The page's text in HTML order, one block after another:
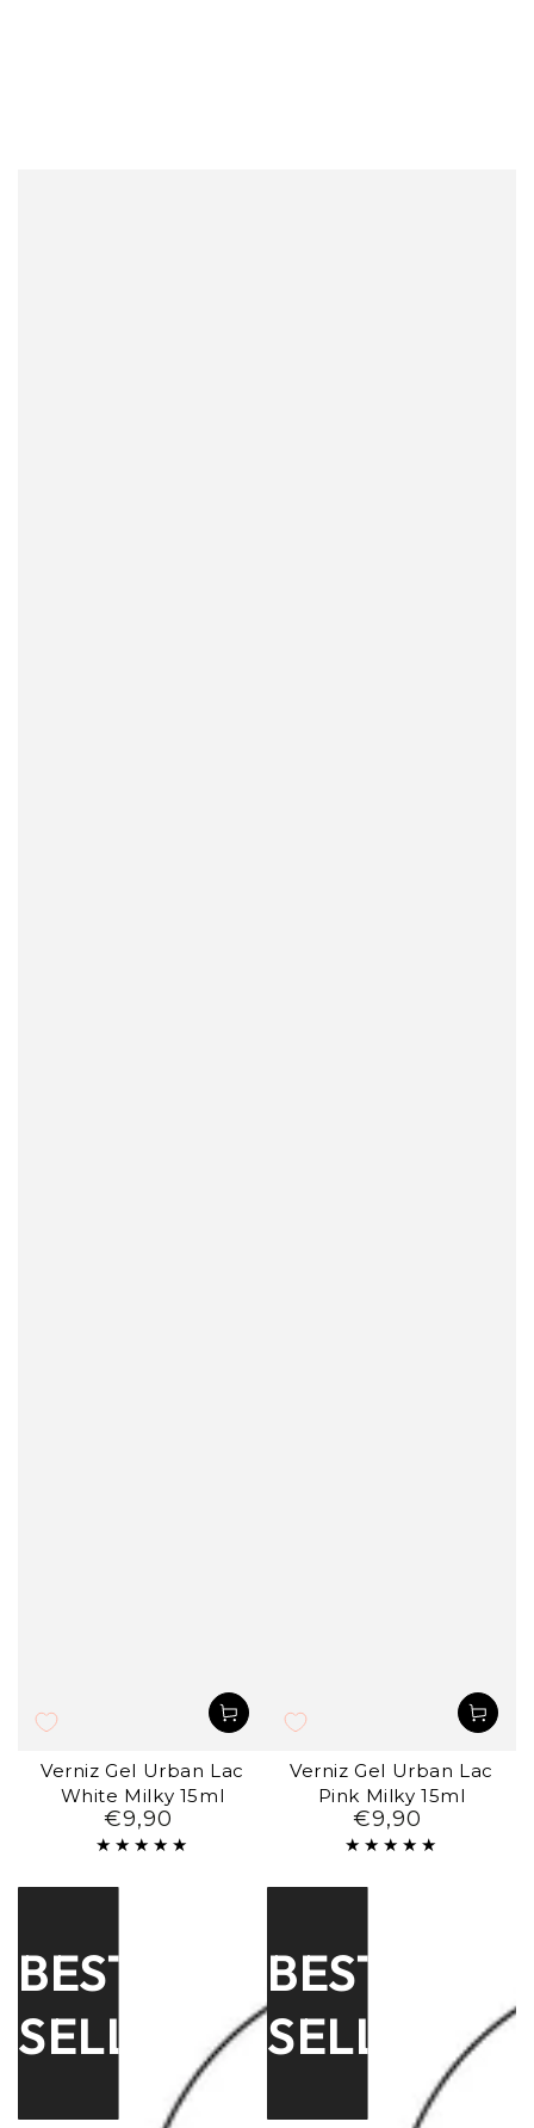
Verniz Gel Urban Lac
White Milky 15ml
Preço
regular
€9,90
Verniz Gel Urban Lac
Pink Milky 15ml
Preço
regular
€9,90
BEST
SELLER
BEST
SELLER